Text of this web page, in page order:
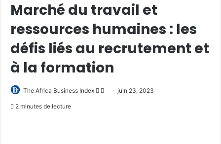
Marché du travail et
ressources humaines : les
défis liés au recrutement et
à la formation
The Africa Business Index
Follow
Envoyerjuin 23, 2023
2 minutes de lecture